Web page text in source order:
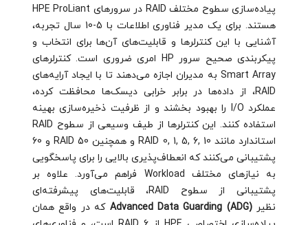
پیاده‌سازی سطوح مختلف RAID در سرورهای HPE ProLiant
هستند. برای یک مدیر فناوری اطلاعات با 5-10 سال تجربه،
آشنایی با این کنترلرها و قابلیت‌های آن‌ها برای انتخاب و
پیکربندی صحیح سرور HP امری ضروری است. کنترلرهای
Smart Array به مدیران اجازه می‌دهند تا با ایجاد آرایه‌های
RAID، از داده‌ها در برابر خرابی دیسک‌ها محافظت کرده،
عملکرد I/O را بهبود بخشند و از ظرفیت ذخیره‌سازی بهینه
استفاده کنند. این کنترلرها از طیف وسیعی از سطوح RAID
استاندارد مانند RAID 0, 1, 5, 6, 10 و همچنین RAID 50 و 60
پشتیبانی می‌کنند که انعطاف‌پذیری بالایی را برای پاسخگویی
به نیازهای مختلف Workload فراهم می‌آورد. علاوه بر
پشتیبانی از سطوح RAID، قابلیت‌های پیشرفته‌ای
نظیرAdvanced Data Guarding (ADG) که در واقع همان